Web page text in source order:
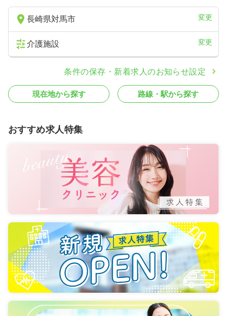
長崎県対馬市 変更
介護施設 変更
条件の保存・新着求人のお知らせ設定
現在地から探す 路線・駅から探す
おすすめ求人特集